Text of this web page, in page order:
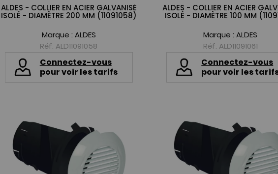
ALDES - COLLIER EN ACIER GALVANISÉ
ISOLÉ - DIAMÈTRE 200 MM (11091058)
Marque : ALDES
Réf. ALD11091058
Connectez-vous
pour voir les tarifs
ALDES - COLLIER EN ACIER
ISOLÉ - DIAMÈTRE 100 MM
Marque :ALDES
Réf. ALD11091061
Connectez-vous
pour voir les